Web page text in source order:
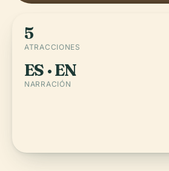
5
ATRACCIONES
ES · EN
NARRACIÓN